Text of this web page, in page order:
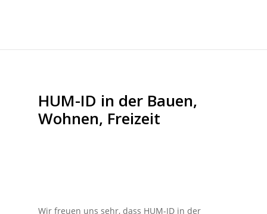
HUM-ID in der Bauen,
Wohnen, Freizeit
Wir freuen uns sehr, dass HUM-ID in der